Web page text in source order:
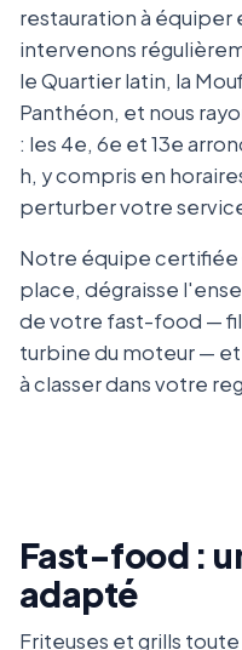
restauration à équiper
intervenons
le Quartier latin, la
Panthéon, et nous
: les 4e, 6e et 13e
h, y compris en
perturber votre
Notre équipe certifiée
place, dégraisse
de votre fast-food —
turbine du moteur —
à classer dans votre
Fast-food :
adapté
Friteuses et grills